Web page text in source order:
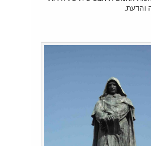
והדעת.